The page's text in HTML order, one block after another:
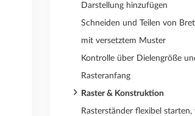
Darstellung hinzufügen
Schneiden und Teilen von
mit versetztem Muster
Kontrolle über Dielengröße
Rasteranfang
Raster & Konstruktion
Rasterständer flexibel starten,